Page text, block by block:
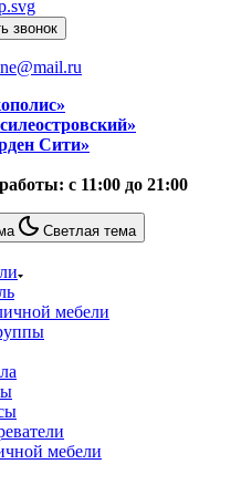
звонок
Сити»
с 11:00 до 21:00
Светлая тема
мебели
мебели